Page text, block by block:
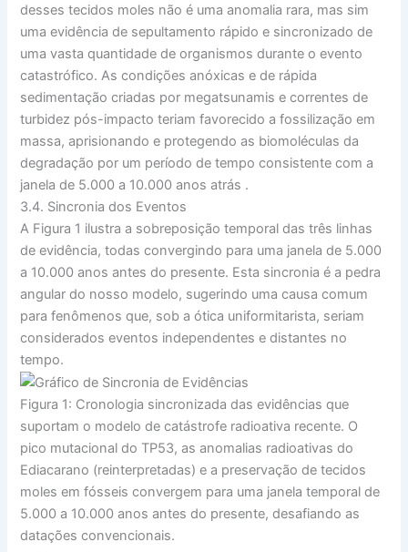
desses tecidos moles não é uma anomalia rara, mas sim
uma evidência de sepultamento rápido e sincronizado de
uma vasta quantidade de organismos durante o evento
catastrófico. As condições anóxicas e de rápida
sedimentação criadas por megatsunamis e correntes de
turbidez pós-impacto teriam favorecido a fossilização em
massa, aprisionando e protegendo as biomoléculas da
degradação por um período de tempo consistente com a
janela de 5.000 a 10.000 anos atrás .
3.4. Sincronia dos Eventos
A Figura 1 ilustra a sobreposição temporal das três linhas
de evidência, todas convergindo para uma janela de 5.000
a 10.000 anos antes do presente. Esta sincronia é a pedra
angular do nosso modelo, sugerindo uma causa comum
para fenômenos que, sob a ótica uniformitarista, seriam
considerados eventos independentes e distantes no
tempo.
Figura 1: Cronologia sincronizada das evidências que
suportam o modelo de catástrofe radioativa recente. O
pico mutacional do TP53, as anomalias radioativas do
Ediacarano (reinterpretadas) e a preservação de tecidos
moles em fósseis convergem para uma janela temporal de
5.000 a 10.000 anos antes do presente, desafiando as
datações convencionais.